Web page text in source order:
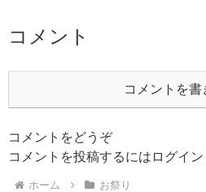
コメント
コメントを書
コメントをどうぞ
コメントを投稿するには ログイン
ホーム お祭り